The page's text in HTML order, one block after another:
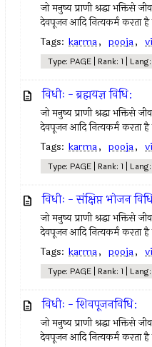
जो मनुष्य प्राणी श्रद्धा भक्तिसे
देवपूजन आदि नित्यकर्म करता है
Tags: karma, pooja,
Type: PAGE | Rank: 1 |
विधीः - ब्रह्मयज्ञ विधि:
जो मनुष्य प्राणी श्रद्धा भक्तिसे
देवपूजन आदि नित्यकर्म करता है
Tags: karma, pooja,
Type: PAGE | Rank: 1 |
विधीः - संक्षिप्त भोजन
जो मनुष्य प्राणी श्रद्धा भक्तिसे
देवपूजन आदि नित्यकर्म करता है
Tags: karma, pooja,
Type: PAGE | Rank: 1 |
विधीः - शिवपूजनविधि:
जो मनुष्य प्राणी श्रद्धा भक्तिसे
देवपूजन आदि नित्यकर्म करता है